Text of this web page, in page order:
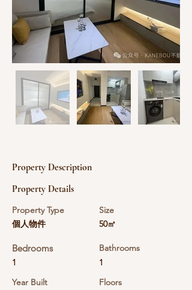
Property Description
Property Details
Property Type
個人物件
Bedrooms
1
Year Built
Size
50㎡
Bathrooms
1
Floors